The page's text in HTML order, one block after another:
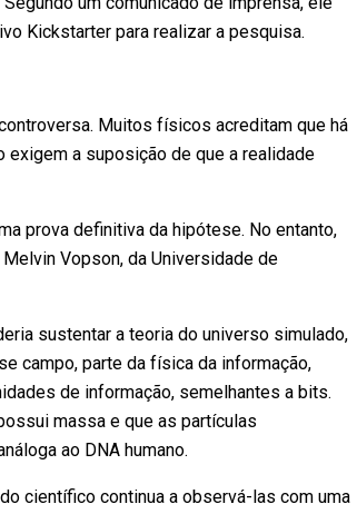
Kickstarter para realizar a pesquisa.
Muitos físicos acreditam que há
a suposição de que a realidade
prova definitiva da hipótese. No entanto,
Vopson, da Universidade de
sustentar a teoria do universo simulado,
campo, parte da física da informação,
de informação, semelhantes a bits.
massa e que as partículas
ao DNA humano.
científico continua a observá-las com uma